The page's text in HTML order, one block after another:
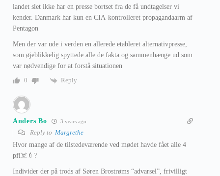
landet slet ikke har en presse bortset fra de få undtagelser vi
kender. Danmark har kun en CIA-kontrolleret propagandaarm af
Pentagon
Men der var ude i verden en allerede etableret alternativpresse,
som øjeblikkelig spyttede alle de fakta og sammenhænge ud som
var nødvendige for at forstå situationen
0
Reply
Anders Bo 3 years ago
Reply to Margrethe
Hvor mange af de tilstedeværende ved mødet havde fået alle 4
pfi☠️💉?
Individer der på trods af Søren Brostrøms “advarsel”, frivilligt